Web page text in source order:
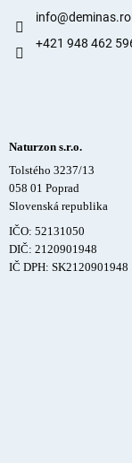
info@deminas.ro
+421 948 462
Naturzon s.r.o.
Tolstého 3237/13
058 01 Poprad
Slovenská republika
IČO: 52131050
DIČ: 2120901948
IČ DPH: SK2120901948